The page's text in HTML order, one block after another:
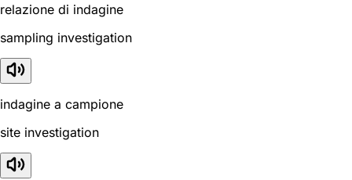
relazione di indagine
sampling investigation
indagine a campione
site investigation